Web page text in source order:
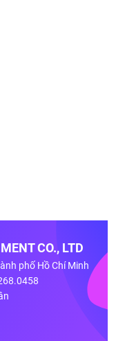
CO., LTD
phố Hồ Chí Minh